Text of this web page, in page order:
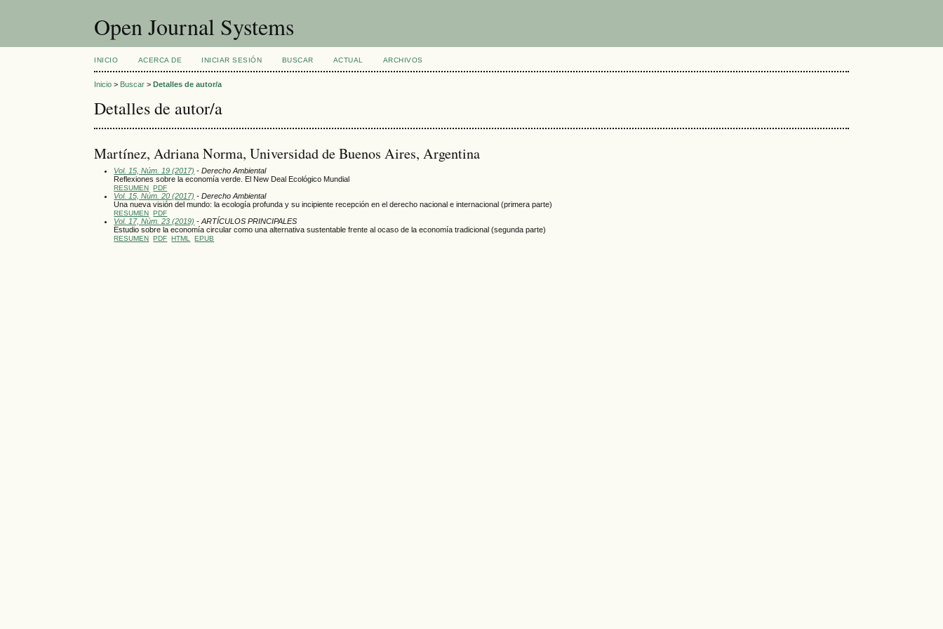
Open Journal Systems
INICIO ACERCA DE INICIAR SESIÓN BUSCAR ACTUAL ARCHIVOS
Inicio > Buscar >Detalles de autor/a
Detalles de autor/a
Martínez, Adriana Norma, Universidad de Buenos Aires, Argentina
Vol. 15, Núm. 19 (2017) - Derecho Ambiental
Reflexiones sobre la economía verde. El New Deal Ecológico Mundial
RESUMEN PDF
Vol. 15, Núm. 20 (2017) - Derecho Ambiental
Una nueva visión del mundo: la ecología profunda y su incipiente recepción en el derecho nacional e internacional (primera parte)
RESUMEN PDF
Vol. 17, Núm. 23 (2019) - ARTÍCULOS PRINCIPALES
Estudio sobre la economía circular como una alternativa sustentable frente al ocaso de la economía tradicional (segunda parte)
RESUMEN PDF HTML EPUB